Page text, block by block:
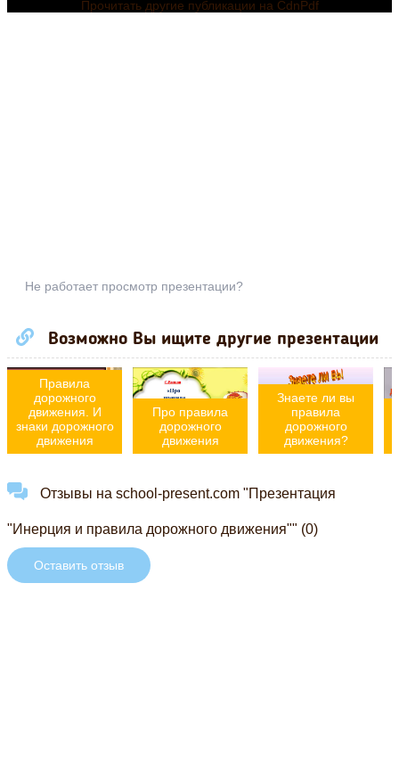
Прочитать другие публикации на CdnPdf
Не работает просмотр презентации?
Возможно Вы ищите другие презентации
Правила
дорожного
движения. И
знаки дорожного
движения
Про правила
дорожного
движения
Знаете ли вы
правила
дорожного
движения?
Отзывы на school-present.com "Презентация
"Инерция и правила дорожного движения"" (0)
Оставить отзыв